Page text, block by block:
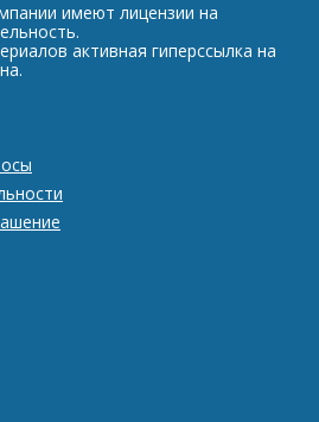
имеют лицензии на
активная гиперссылка на